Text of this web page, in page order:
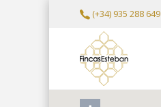
(+34) 935 288 649